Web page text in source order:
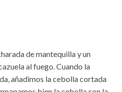
de mantequilla y un
al fuego. Cuando la
añadimos la cebolla cortada